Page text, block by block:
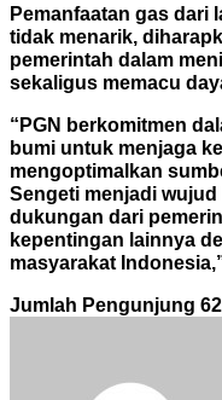
Pemanfaatan gas dari
tidak menarik,
pemerintah dalam
sekaligus memacu
“PGN berkomitmen
bumi untuk menjaga
mengoptimalkan
Sengeti menjadi
dukungan dari
kepentingan lainnya
masyarakat
Jumlah Pengunjung 62